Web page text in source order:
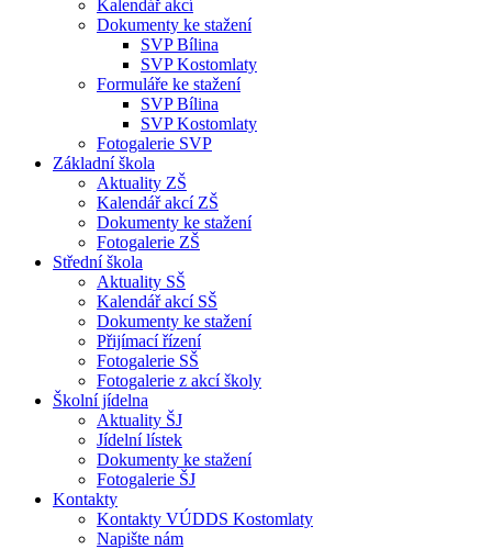
Kalendář akcí
Dokumenty ke stažení
SVP Bílina
SVP Kostomlaty
Formuláře ke stažení
SVP Bílina
SVP Kostomlaty
Fotogalerie SVP
Základní škola
Aktuality ZŠ
Kalendář akcí ZŠ
Dokumenty ke stažení
Fotogalerie ZŠ
Střední škola
Aktuality SŠ
Kalendář akcí SŠ
Dokumenty ke stažení
Přijímací řízení
Fotogalerie SŠ
Fotogalerie z akcí školy
Školní jídelna
Aktuality ŠJ
Jídelní lístek
Dokumenty ke stažení
Fotogalerie ŠJ
Kontakty
Kontakty VÚDDS Kostomlaty
Napište nám